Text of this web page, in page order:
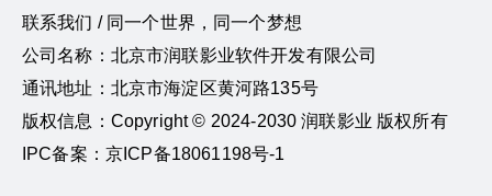
联系我们 / 同一个世界，同一个梦想
公司名称：北京市润联影业软件开发有限公司
通讯地址：北京市海淀区黄河路135号
版权信息：Copyright © 2024-2030 润联影业 版权所有
IPC备案：京ICP备18061198号-1